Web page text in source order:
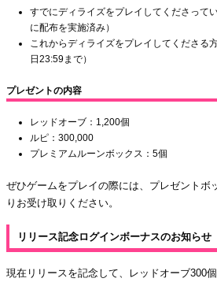
すでにディライズをプレイしてくださって
に配布を実施済み）
これからディライズをプレイしてくださる
日23:59まで）
プレゼントの内容
レッドオーブ：1,200個
ルピ：300,000
プレミアムルーンボックス：5個
ぜひゲームをプレイの際には、プレゼントボ
りお受け取りください。
リリース記念ログインボーナスのお知らせ
現在リリースを記念して、レッドオーブ300